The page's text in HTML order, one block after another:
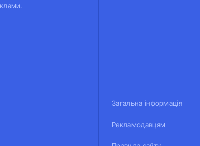
Загальна інформація
Рекламодавцям